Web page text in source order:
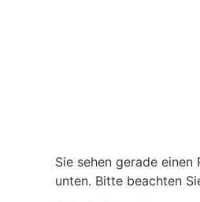
Sie sehen gerade
unten. Bitte beachten